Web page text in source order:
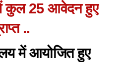
कुल 25 आवेदन हुए
..
में आयोजित हुए